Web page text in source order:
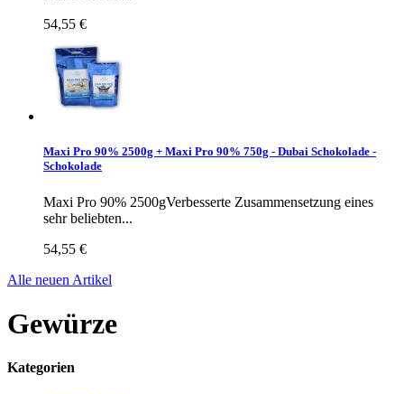
54,55 €
Maxi Pro 90% 2500g + Maxi Pro 90% 750g - Dubai Schokolade -
Schokolade
Maxi Pro 90% 2500gVerbesserte Zusammensetzung eines
sehr beliebten...
54,55 €
Alle neuen Artikel
Gewürze
Kategorien